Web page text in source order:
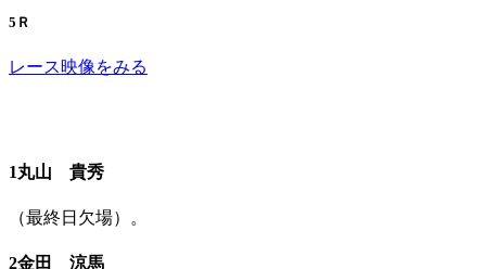
5Ｒ
レース映像をみる
1丸山 貴秀
（最終日欠場）。
2金田 涼馬